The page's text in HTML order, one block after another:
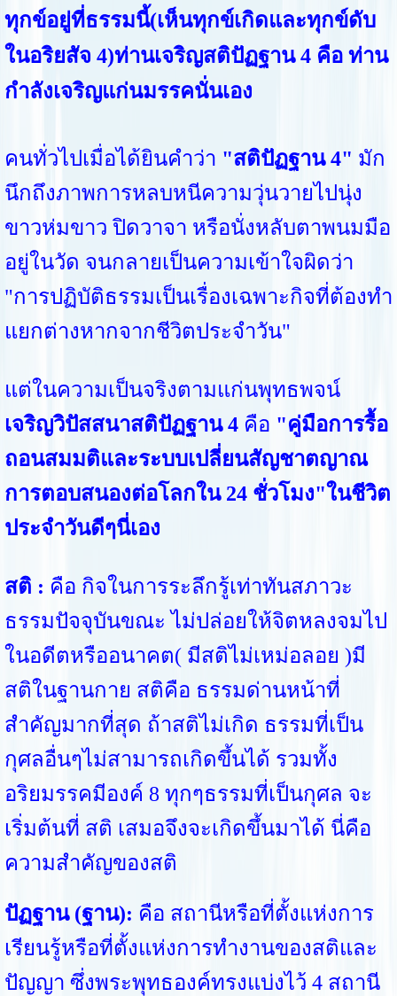
ทุกข์อยู่ที่ธรรมนี้(เห็นทุกข์เกิดและทุกข์ดับ
ในอริยสัจ 4)ท่านเจริญสติปัฏฐาน 4 คือ ท่าน
กำลังเจริญแก่นมรรคนั่นเอง
คนทั่วไปเมื่อได้ยินคำว่า "สติปัฏฐาน 4" มัก
นึกถึงภาพการหลบหนีความวุ่นวายไปนุ่ง
ขาวห่มขาว ปิดวาจา หรือนั่งหลับตาพนมมือ
อยู่ในวัด จนกลายเป็นความเข้าใจผิดว่า
"การปฏิบัติธรรมเป็นเรื่องเฉพาะกิจที่ต้องทำ
แยกต่างหากจากชีวิตประจำวัน"
แต่ในความเป็นจริงตามแก่นพุทธพจน์
เจริญวิปัสสนาสติปัฏฐาน 4คือ "คู่มือการรื้อ
ถอนสมมติและระบบเปลี่ยนสัญชาตญาณ
การตอบสนองต่อโลกใน 24 ชั่วโมง"ในชีวิต
ประจำวันดีๆนี่เอง
สติ : คือ กิจในการระลึกรู้เท่าทันสภาวะ
ธรรมปัจจุบันขณะ ไม่ปล่อยให้จิตหลงจมไป
ในอดีตหรืออนาคต( มีสติไม่เหม่อลอย )มี
สติในฐานกาย สติคือ ธรรมด่านหน้าที่
สำคัญมากที่สุด ถ้าสติไม่เกิด ธรรมที่เป็น
กุศลอื่นๆไม่สามารถเกิดขึ้นได้ รวมทั้ง
อริยมรรคมีองค์ 8 ทุกๆธรรมที่เป็นกุศล จะ
เริ่มต้นที่ สติ เสมอจึงจะเกิดขึ้นมาได้ นี่คือ
ความสำคัญของสติ
ปัฏฐาน (ฐาน): คือ สถานีหรือที่ตั้งแห่งการ
เรียนรู้หรือที่ตั้งแห่งการทำงานของสติและ
ปัญญา ซึ่งพระพุทธองค์ทรงแบ่งไว้ 4 สถานี